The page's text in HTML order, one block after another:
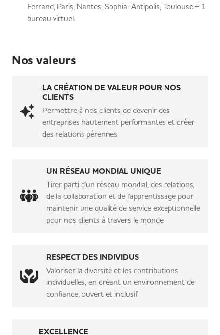
Ferrand, Paris, Nantes, Sophia-Antipolis, Toulouse + 1
bureau virtuel.
Nos valeurs
LA CRÉATION DE VALEUR POUR NOS
CLIENTS
Permettre à nos clients de devenir des
entreprises hautement performantes et créer
des relations pérennes
UN RÉSEAU MONDIAL UNIQUE
Tirer parti d'un réseau mondial, des relations,
de la collaboration et de l'apprentissage pour
maintenir une qualité de service exceptionnelle
pour nos clients à travers le monde
RESPECT DES INDIVIDUS
Valoriser la diversité et les contributions
individuelles, en créant un environnement de
confiance, ouvert et inclusif
EXCELLENCE